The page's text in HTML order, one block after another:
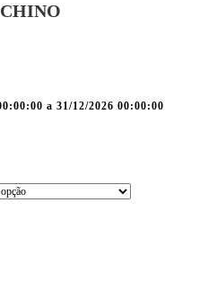
a 31/12/2026 00:00:00